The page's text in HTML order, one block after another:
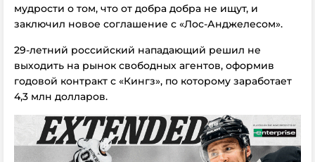
мудрости о том, что от добра добра не ищут, и
заключил новое соглашение с «Лос-Анджелесом».
29-летний российский нападающий решил не
выходить на рынок свободных агентов, оформив
годовой контракт с «Кингз», по которому заработает
4,3 млн долларов.